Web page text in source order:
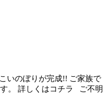
いのぼりが完成!! ご家族で
。 詳しくはコチラ ご不明